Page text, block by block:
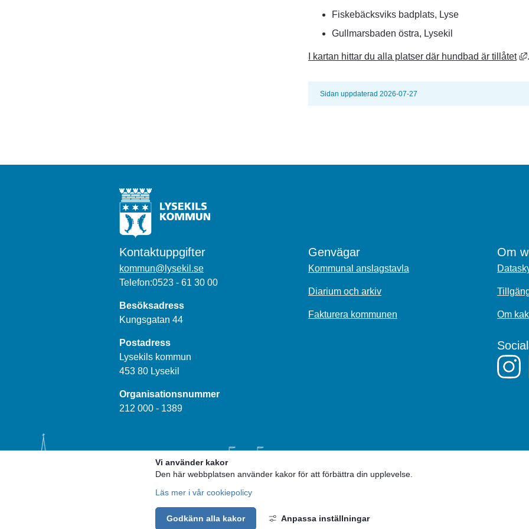
Vi använder kakor
Den här webbplatsen använder kakor för att förbättra din upplevelse.
Läs mer i vår cookiepolicy
Godkänn alla kakor Anpassa inställningar
Fiskebäcksviks badplats, Lyse
Gullmarsbaden östra, Lysekil
I kartan hittar du alla platser där hundbad är tillåtet .
Sidan uppdaterad 2026-07-27
Kontaktuppgifter
kommun@lysekil.se
Telefon:0523 - 61 30 00
Besöksadress
Kungsgatan 44
Postadress
Lysekils kommun
453 80 Lysekil
Organisationsnummer
212 000 - 1389
Genvägar
Kommunal anslagstavla
Diarium och arkiv
Fakturera kommunen
Om
Om